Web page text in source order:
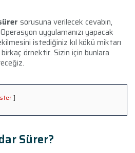
sorusuna verilecek cevabın,
uygulamanızı yapacak
istediğiniz kıl kökü miktarı
örnektir. Sizin için bunlara
Sürer?